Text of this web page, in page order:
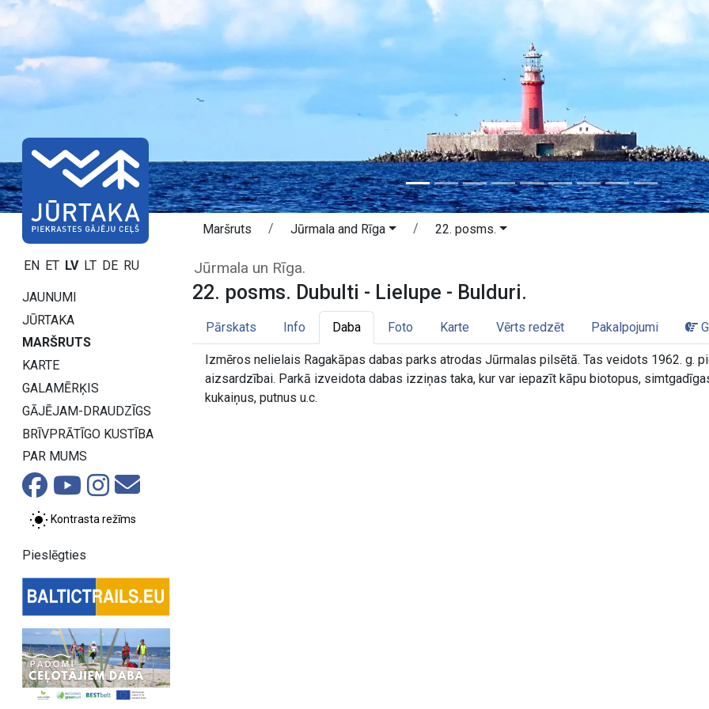
EN ET LV LT DE RU
JAUNUMI
JŪRTAKA
MARŠRUTS
KARTE
GALAMĒRĶIS
GĀJĒJAM-DRAUDZĪGS
BRĪVPRĀTĪGO KUSTĪBA
PAR MUMS
Kontrasta režīms
Pieslēgties
Maršruts Jūrmala and Rīga 22. posms.
22. posms. Dubulti - Lielupe - Bulduri. Jūrmala un
Jūrmala un Rīga.
22. posms. Dubulti - Lielupe - Bulduri.
Pārskats Info Daba Foto Karte Vērts redzēt Pakalpojumi
Izmēros nelielais Ragakāpas dabas parks atrodas Jūrmalas pilsētā. Tas veidots 1962. g.
aizsardzībai. Parkā izveidota dabas izziņas taka, kur var iepazīt kāpu biotopus,
kukaiņus, putnus u.c.